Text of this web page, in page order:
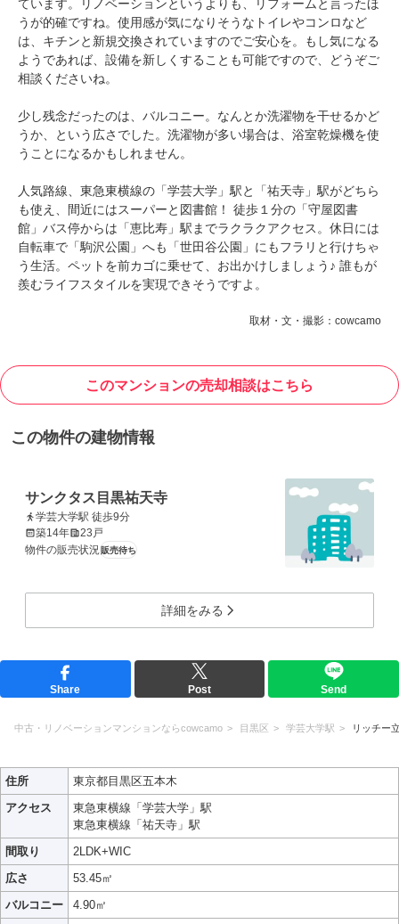
ています。リノベーションというよりも、リフォームと言ったほ
うが的確ですね。使用感が気になりそうなトイレやコンロなど
は、キチンと新規交換されていますのでご安心を。もし気になる
ようであれば、設備を新しくすることも可能ですので、どうぞご
相談くださいね。
少し残念だったのは、バルコニー。なんとか洗濯物を干せるかど
うか、という広さでした。洗濯物が多い場合は、浴室乾燥機を使
うことになるかもしれません。
人気路線、東急東横線の「学芸大学」駅と「祐天寺」駅がどちら
も使え、間近にはスーパーと図書館！ 徒歩１分の「守屋図書
館」バス停からは「恵比寿」駅までラクラクアクセス。休日には
自転車で「駒沢公園」へも「世田谷公園」にもフラリと行けちゃ
う生活。ペットを前カゴに乗せて、お出かけしましょう♪ 誰もが
羨むライフスタイルを実現できそうですよ。
取材・文・撮影：cowcamo
このマンションの売却相談はこちら
この物件の建物情報
サンクタス目黒祐天寺
学芸大学駅 徒歩9分
築14年
23戸
物件の販売状況販売待ち
詳細をみる
Share Post Send
中古・リノベーションマンションならcowcamo 目黒区 学芸大学駅 リッチー
住所
東京都目黒区五本木
アクセス
東急東横線「学芸大学」駅
東急東横線「祐天寺」駅
間取り
2LDK+WIC
広さ
53.45㎡
バルコニー
4.90㎡